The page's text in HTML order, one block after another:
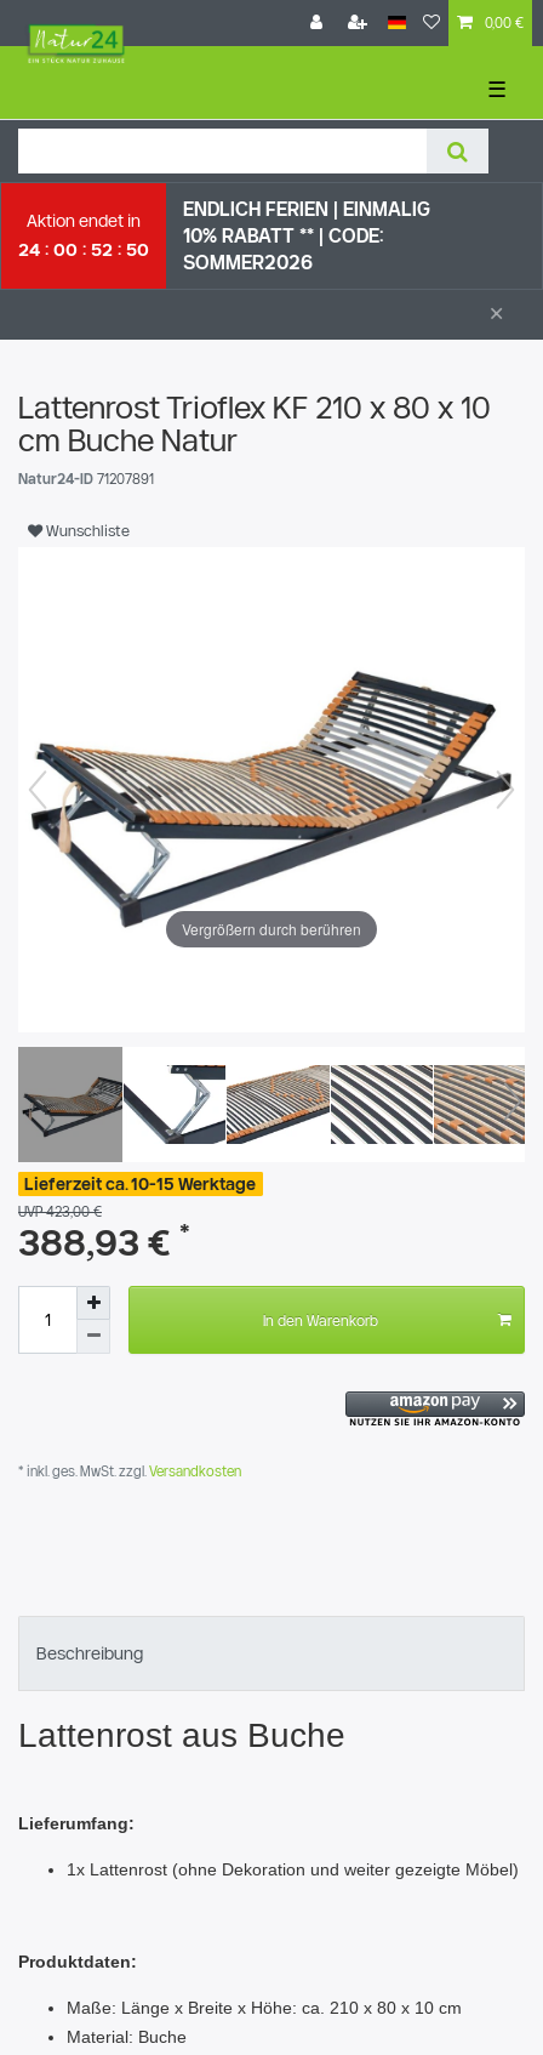
0,00 €
☰
Aktion endet in
24
00 52 49
ENDLICH FERIEN | EI NMALIG
10% RABATT ** | CODE:
SOMMER2026
×
Lattenrost Trioflex KF 210 x 80 x 10
cm Buche Natur
Natur24-ID 71207891
Wunschliste
Vergrößern durch berühren
Lieferzeit ca. 10-15 Werktage
UVP 423,00 €
388,93 € *
In den Warenkorb
* inkl. ges. MwSt. zzgl. Versandkosten
Beschreibung
Lattenrost aus Buche
Lieferumfang:
1x Lattenrost (ohne Dekoration und weiter gezeigte Möbel)
Produktdaten:
Maße: Länge x Breite x Höhe: ca. 210 x 80 x 10 cm
Material: Buche